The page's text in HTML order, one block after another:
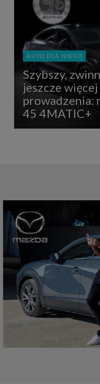
AUTO DLA NIEGO
Szybszy,
jeszcze
prowadzenia:
45 4MATIC+